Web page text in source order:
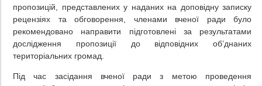
пропозицій, представлених у наданих на доповідну записку
рецензіях та обговорення, членами вченої ради було
рекомендовано направити підготовлені за результатами
дослідження пропозиції до відповідних об’днаних
територіальних громад.
Під час засідання вченої ради з метою проведення